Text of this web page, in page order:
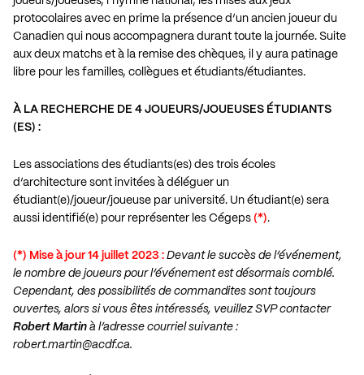
protocolaires avec en prime la présence d’un ancien joueur du
Canadien qui nous accompagnera durant toute la journée. Suite
aux deux matchs et à la remise des chèques, il y aura patinage
libre pour les familles, collègues et étudiants/étudiantes.
À LA RECHERCHE DE 4 JOUEURS/JOUEUSES ÉTUDIANTS
(ES) :
Les associations des étudiants(es) des trois écoles
d’architecture sont invitées à déléguer un
étudiant(e)/joueur/joueuse par université. Un étudiant(e) sera
aussi identifié(e) pour représenter les Cégeps (*).
(*) Mise à jour 14 juillet 2023 : Devant le succès de l’événement,
le nombre de joueurs pour l’événement est désormais comblé.
Cependant, des possibilités de commandites sont toujours
ouvertes, alors si vous êtes intéressés, veuillez SVP contacter
Robert Martin à l’adresse courriel suivante :
robert.martin@acdf.ca.